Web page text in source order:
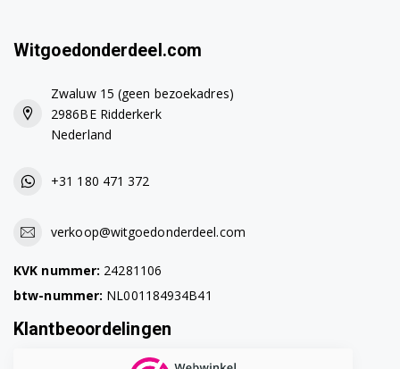
Witgoedonderdeel.com
Zwaluw 15 (geen bezoekadres)
2986BE Ridderkerk
Nederland
+31 180 471 372
verkoop@witgoedonderdeel.com
KVK nummer: 24281106
btw-nummer: NL001184934B41
Klantbeoordelingen